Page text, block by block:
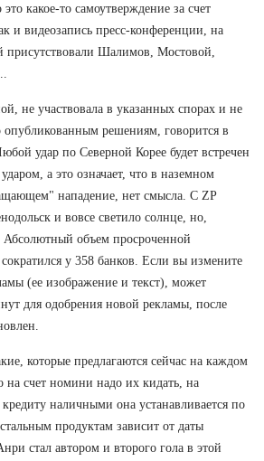
какое-то самоутверждение за счет
и видеозапись пресс-конференции, на
присутствовали Шалимов, Мостовой,
не участвовала в указанных спорах и не
опубликованным решениям, говорится в
удар по Северной Корее будет встречен
а это означает, что в наземном
нападение, нет смысла. С ZP
и вовсе светило солнце, но,
Абсолютный объем просроченной
у 358 банков. Если вы измените
(ее изображение и текст), может
для одобрения новой рекламы, после
которые предлагаются сейчас на каждом
на счет номини надо их кидать, на
наличными она устанавливается по
продуктам зависит от даты
стал автором и второго гола в этой